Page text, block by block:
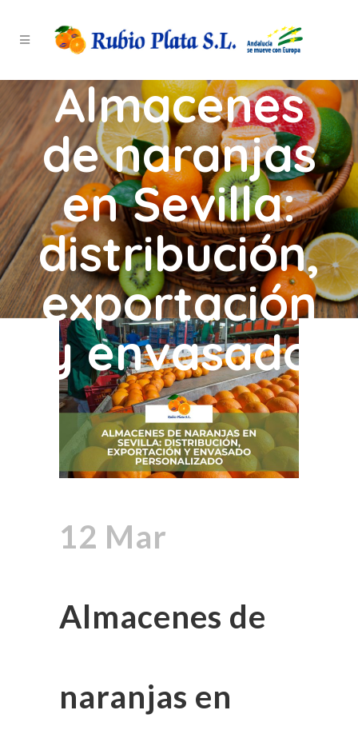
Almacenes
de naranjas
en Sevilla:
distribución,
exportación
y envasado
12 Mar
Almacenes de
naranjas en